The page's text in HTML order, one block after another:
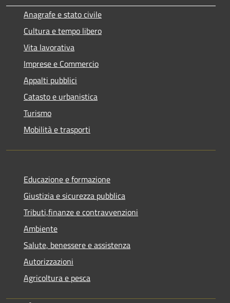
Anagrafe e stato civile
Cultura e tempo libero
Vita lavorativa
Imprese e Commercio
Appalti pubblici
Catasto e urbanistica
Turismo
Mobilità e trasporti
Educazione e formazione
Giustizia e sicurezza pubblica
Tributi,finanze e contravvenzioni
Ambiente
Salute, benessere e assistenza
Autorizzazioni
Agricoltura e pesca